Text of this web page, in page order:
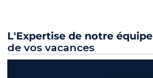
L'Expertise de notre équipe
de vos vacances